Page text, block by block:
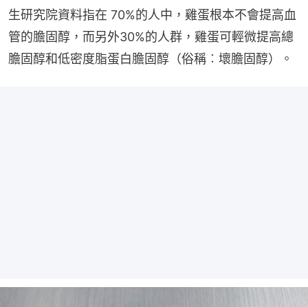
生研究院資料指在 70%的人中，雞蛋根本不會提高血
管的膽固醇，而另外30%的人群，雞蛋可輕微提高總
膽固醇和低密度脂蛋白膽固醇（俗稱︰壞膽固醇）。